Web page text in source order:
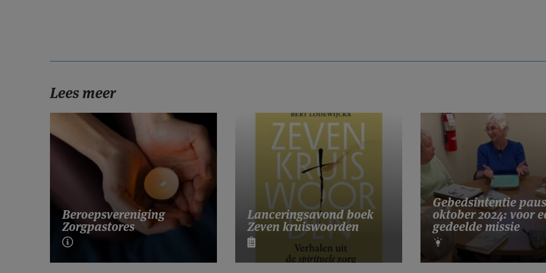
Lees meer
Beroepsvereniging
Zorgpastores
Lanceringsavond boek
Zeven kruiswoorden
Gebedsintentie paus
oktober 2024: voor
gedeelde missie